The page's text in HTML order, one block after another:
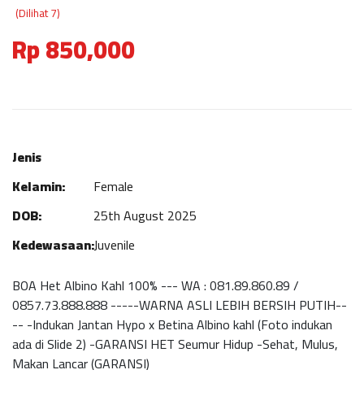
(Dilihat 7)
Rp 850,000
Jenis
Kelamin:
Female
DOB:
25th August 2025
Kedewasaan:Juvenile
BOA Het Albino Kahl 100% --- WA : 081.89.860.89 /
0857.73.888.888 -----WARNA ASLI LEBIH BERSIH PUTIH--
-- -Indukan Jantan Hypo x Betina Albino kahl (Foto indukan
ada di Slide 2) -GARANSI HET Seumur Hidup -Sehat, Mulus,
Makan Lancar (GARANSI)